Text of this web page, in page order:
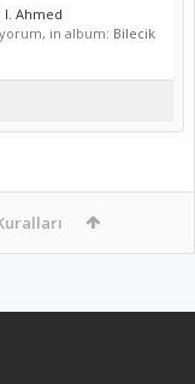
I. Ahmed
in album: Bilecik